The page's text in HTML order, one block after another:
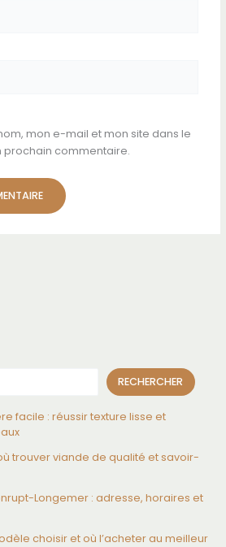
mon e-mail et mon site dans le
prochain commentaire.
RECHERCHER
facile : réussir texture lisse et
trouver viande de qualité et savoir-
Longemer : adresse, horaires et
choisir et où l’acheter au meilleur